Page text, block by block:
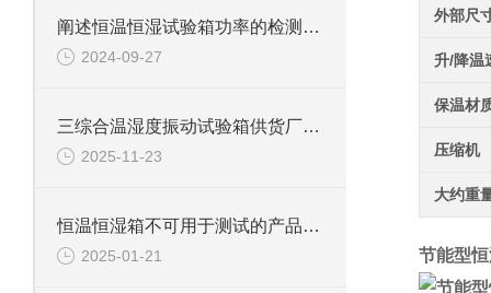
阐述恒温恒湿试验箱功率的检测方法
2024-09-27
三综合温湿度振动试验箱供货厂家：技术解析与选购指南
2025-11-23
恒温恒湿箱不可用于测试的产品详解
2025-01-21
外部尺
升/降温
保温材
压缩机
大约重
节能型